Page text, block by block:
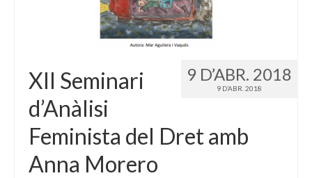
9 D’ABR. 2018
9 D’ABR. 2018
XII Seminari
d’Anàlisi
Feminista del Dret amb
Anna Morero